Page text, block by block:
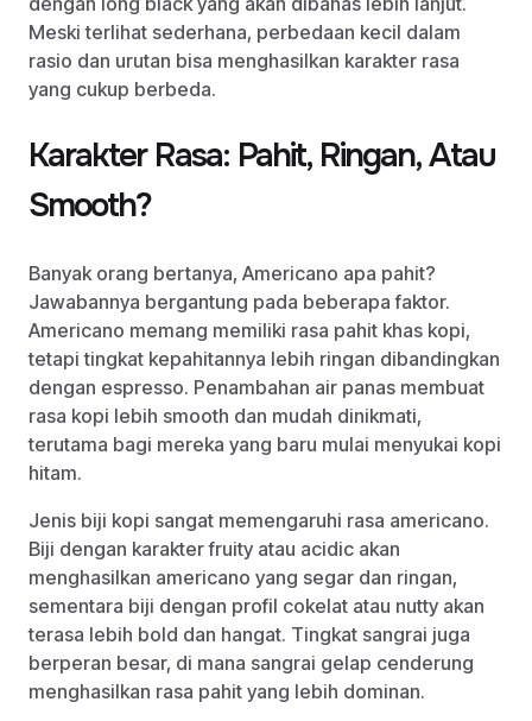
Meski terlihat sederhana, perbedaan kecil dalam
rasio dan urutan bisa menghasilkan karakter rasa
yang cukup berbeda.
Karakter Rasa: Pahit, Ringan, Atau
Smooth?
Banyak orang bertanya, Americano apa pahit?
Jawabannya bergantung pada beberapa faktor.
Americano memang memiliki rasa pahit khas kopi,
tetapi tingkat kepahitannya lebih ringan dibandingkan
dengan espresso. Penambahan air panas membuat
rasa kopi lebih smooth dan mudah dinikmati,
terutama bagi mereka yang baru mulai menyukai kopi
hitam.
Jenis biji kopi sangat memengaruhi rasa americano.
Biji dengan karakter fruity atau acidic akan
menghasilkan americano yang segar dan ringan,
sementara biji dengan profil cokelat atau nutty akan
terasa lebih bold dan hangat. Tingkat sangrai juga
berperan besar, di mana sangrai gelap cenderung
menghasilkan rasa pahit yang lebih dominan.